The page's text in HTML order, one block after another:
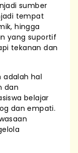
sumber
tempat
hingga
yang suportif
tekanan dan
adalah hal
dan
belajar
dan empati.